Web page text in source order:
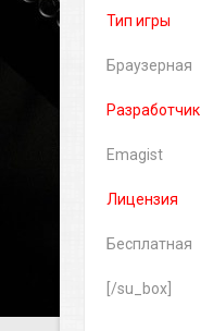
Тип игры
Браузерная
Разработчик
Emagist
Лицензия
Бесплатная
[/su_box]